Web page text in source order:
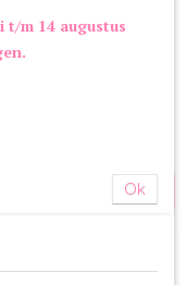
Blue
t/m 14 augustus
Ok